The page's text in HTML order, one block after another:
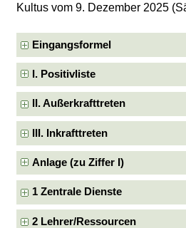
Kultus vom 9. Dezember 2025
Eingangsformel
I. Positivliste
II. Außerkrafttreten
III. Inkrafttreten
Anlage (zu Ziffer I)
1 Zentrale Dienste
2 Lehrer/Ressourcen